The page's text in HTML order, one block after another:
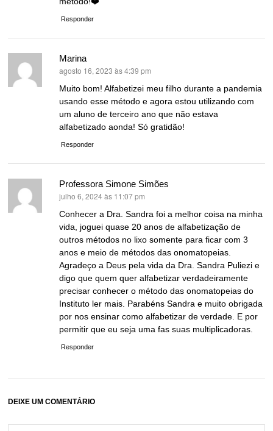
Responder
Marina
disse:
agosto 16, 2023 às 4:39 pm
Muito bom! Alfabetizei meu filho durante a pandemia
usando esse método e agora estou utilizando com
um aluno de terceiro ano que não estava
alfabetizado aonda! Só gratidão!
Responder
Professora Simone Simões
disse:
julho 6, 2024 às 11:07 pm
Conhecer a Dra. Sandra foi a melhor coisa na minha
vida, joguei quase 20 anos de alfabetização de
outros métodos no lixo somente para ficar com 3
anos e meio de métodos das onomatopeias.
Agradeço a Deus pela vida da Dra. Sandra Puliezi e
digo que quem quer alfabetizar verdadeiramente
precisar conhecer o método das onomatopeias do
Instituto ler mais. Parabéns Sandra e muito obrigada
por nos ensinar como alfabetizar de verdade. E por
permitir que eu seja uma fas suas multiplicadoras.
Responder
DEIXE UM COMENTÁRIO